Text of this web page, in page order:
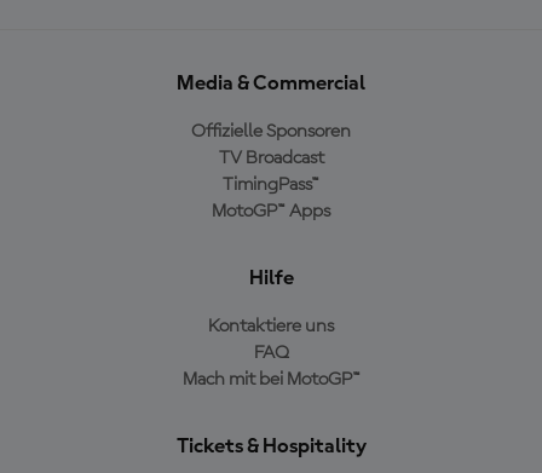
Media & Commercial
Offizielle Sponsoren
TV Broadcast
TimingPass™
MotoGP™ Apps
Hilfe
Kontaktiere uns
FAQ
Mach mit bei MotoGP™
Tickets & Hospitality